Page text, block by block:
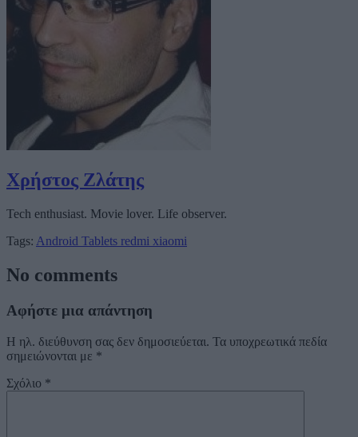
Χρήστος Ζλάτης
Tech enthusiast. Movie lover. Life observer.
Tags: Android Tablets redmi xiaomi
No comments
Αφήστε μια απάντηση
Η ηλ. διεύθυνση σας δεν δημοσιεύεται. Τα υποχρεωτικά πεδία
σημειώνονται με *
Σχόλιο *